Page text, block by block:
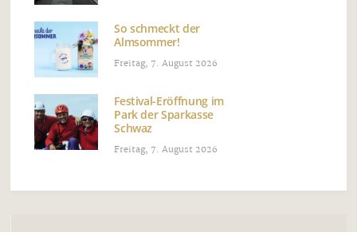
So schmeckt der
Almsommer!
Freitag, 7. August 2026
Festival-Eröffnung im
Park der Sparkasse
Schwaz
Freitag, 7. August 2026